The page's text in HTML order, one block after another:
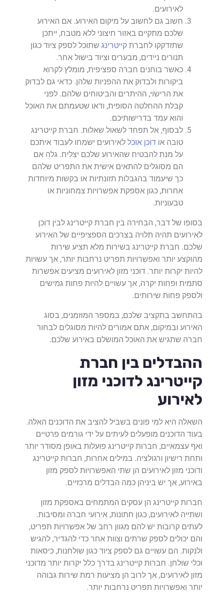
לאירועים.
חשוב גם לחשוב על מיקום האירוע. אם האירוע
שלכם מתקיים באזור חיצוני ללא מטבח, ייתכן
שתזדקקו לחברת קייטרינג שתוכל לספק ציוד כגון
תנורים ניידים, מבערים וציוד בישול אחר.
כאשר בוחנים חברה ספציפית, מומלץ לקרוא
ביקורות ולבדוק את ההפניות שלהן. כדאי גם לבדוק
את הרישוי, ההיתרים והביטוחים שלהם. לפני
קבלת ההחלטה הסופית, ודאו שטעמתם את האוכל
והוא עמד בדרישותיכם.
לבסוף, אל תפחד לשאול שאלות. חברת קייטרינג
טובה או דוכן אוכל לאירועים ישמחו לעבוד איתכם
על מנת להבטיח שהאירוע שלכם יצליח. גלה אם
הם מסוגלים להתאים אישית את התפריט שלהם
כך שיעמוד בהגבלות תזונתיות או בקשות מיוחדות
אחרות, כגון אספקת אפשרויות צמחוניות או
טבעוניות.
בסופו של דבר, הבחירה בין חברת קייטרינג לבין דוכן
לאירועים תהיה תלויה בצרכים הספציפיים של האירוע
שלכם. חברת קייטרינג בשירות מלא תציע שירות
מהוקצע יותר ואפשרויות תפריט נרחבות יותר, אך עשויות
להיות יקרות יותר. דוכני מזון לאירועים מציעים אפשרות
סתמית ופחות יקרה, אך עשויים להיות פחות גמישים
ולספק פחות שירותים.
בהתחשב בתקציב שלכם, במספר המוזמנים, בסוג
האירוע ובמיקום, אתם אמורים להיות מסוגלים לבחור
חברה שתגיש את האוכל המושלם באירוע שלכם.
ההבדלים בין חברת
קייטרינג לדוכני מזון
לאירוע
השאלה היא למי פונים בשביל להציב את הדוכנים האלה.
בעוד הדוכנים מופעלים לעיתים על ידי גורמים פרטיים
ואף עצמאיים, חברות קייטרינג פועלות באופן מסודר יותר
ותחת רישיון ורגולציה. במילים אחרות, חברות קייטרינג
ודוכני מזון לאירועים הן שתי האפשרויות לספק מזון
באירוע, אך יש ביניהן כמה הבדלים מרכזיים.
חברות קייטרינג הן עסקים המתמחים באספקת מזון
ושתייה לאירועים, כגון חתונות, אירועי חברה ומסיבות.
לעתים קרובות יש להם מגוון רחב של אפשרויות תפריט,
והם יכולים לספק שרתים וצוות אחר כדי להגדיר, להגיש
ולנקות. הם עשויים גם לספק ציוד כגון שולחנות, כיסאות
וכלי שולחן. חברות קייטרינג בדרך כלל יקרות יותר מדוכני
מזון לאירועים, אך לרוב הן מציעות רמת שירות גבוהה
יותר ואפשרויות תפריט נרחבות יותר.